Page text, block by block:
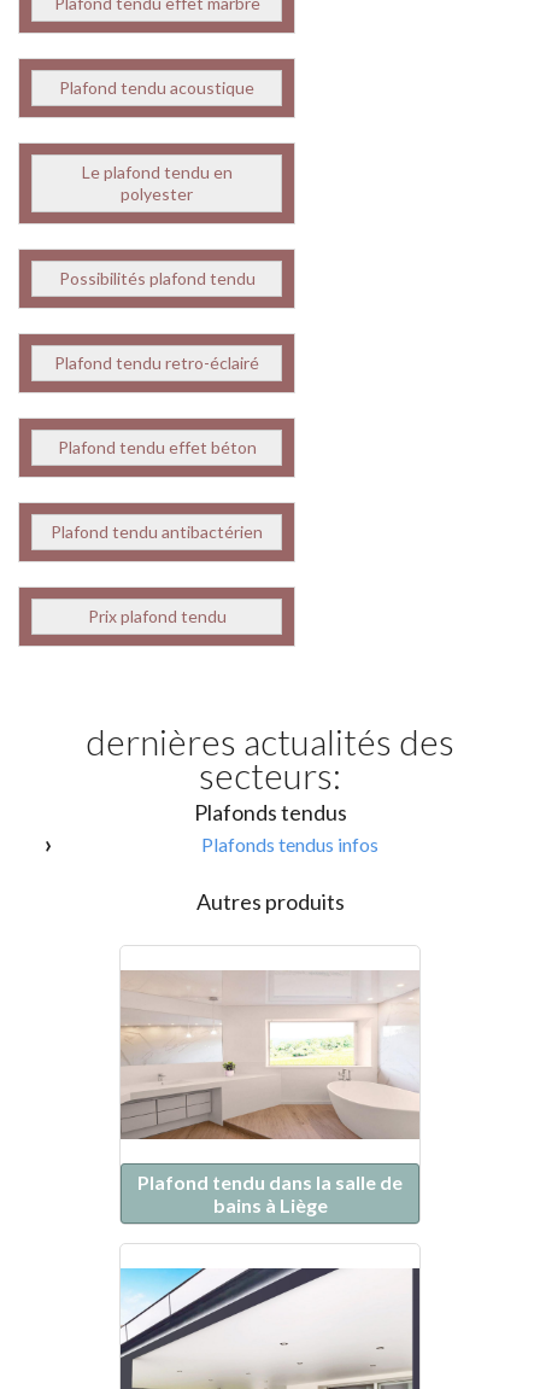
Plafond tendu acoustique
Le plafond tendu en
polyester
Possibilités plafond tendu
Plafond tendu retro-éclairé
Plafond tendu effet béton
Plafond tendu antibactérien
Prix plafond tendu
dernières actualités des
secteurs:
Plafonds tendus
Plafonds tendus infos
Autres produits
Plafond tendu dans la salle de
bains à Liège